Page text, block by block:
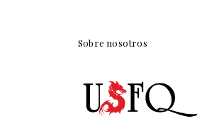
Sobre nosotros